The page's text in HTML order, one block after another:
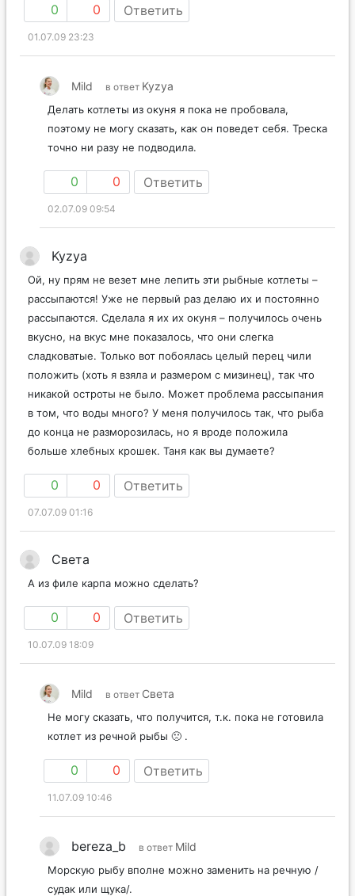
0 0 Ответить
01.07.09 23:23
Mild в ответ Kyzya
Делать котлеты из окуня я пока не пробовала,
поэтому не могу сказать, как он поведет себя. Треска
точно ни разу не подводила.
0 0 Ответить
02.07.09 09:54
Kyzya
Ой, ну прям не везет мне лепить эти рыбные котлеты –
рассыпаются! Уже не первый раз делаю их и постоянно
рассыпаются. Сделала я их их окуня – получилось очень
вкусно, на вкус мне показалось, что они слегка
сладковатые. Только вот побоялась целый перец чили
положить (хоть я взяла и размером с мизинец), так что
никакой остроты не было. Может проблема рассыпания
в том, что воды много? У меня получилось так, что рыба
до конца не разморозилась, но я вроде положила
больше хлебных крошек. Таня как вы думаете?
0 0 Ответить
07.07.09 01:16
Света
А из филе карпа можно сделать?
0 0 Ответить
10.07.09 18:09
Mild в ответ Света
Не могу сказать, что получится, т.к. пока не готовила
котлет из речной рыбы 🙁 .
0 0 Ответить
11.07.09 10:46
bereza_b в ответ Mild
Морскую рыбу вполне можно заменить на речную /
судак или щука/.